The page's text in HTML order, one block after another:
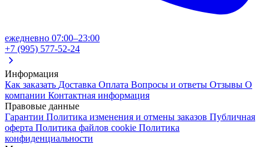
ежедневно 07:00–23:00
+7 (995) 577-52-24
Информация
Как заказать Доставка Оплата Вопросы и ответы Отзывы О
компании Контактная информация
Правовые данные
Гарантии Политика изменения и отмены заказов Публичная
оферта Политика файлов cookie Политика
конфиденциальности